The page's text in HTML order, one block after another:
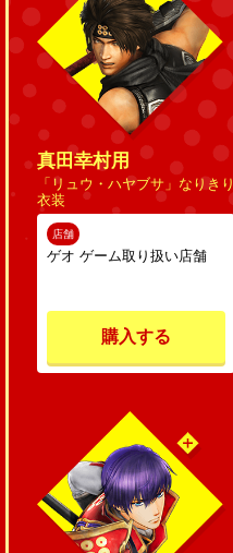
真田幸村用
「リュウ・ハヤブサ」なりきり
衣装
店舗
ゲオ ゲーム取り扱い店舗
購入する